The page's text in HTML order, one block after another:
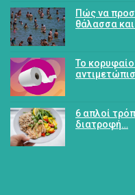
Πώς να
θάλασσα
Το
6 απλοί
διατροφή…